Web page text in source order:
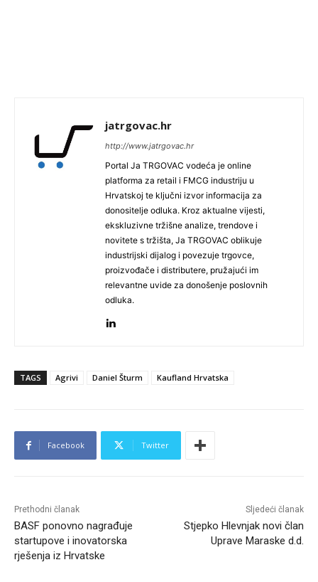
jatrgovac.hr
http://www.jatrgovac.hr
Portal Ja TRGOVAC vodeća je online
platforma za retail i FMCG industriju u
Hrvatskoj te ključni izvor informacija za
donositelje odluka. Kroz aktualne vijesti,
ekskluzivne tržišne analize, trendove i
novitete s tržišta, Ja TRGOVAC oblikuje
industrijski dijalog i povezuje trgovce,
proizvođače i distributere, pružajući im
relevantne uvide za donošenje poslovnih
odluka.
TAGS Agrivi Daniel Šturm Kaufland Hrvatska
Facebook Twitter
Prethodni članak
BASF ponovno nagrađuje
startupove i inovatorska
rješenja iz Hrvatske
Sljedeći članak
Stjepko Hlevnjak novi član
Uprave Maraske d.d.